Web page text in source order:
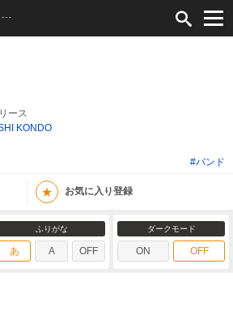
ース
KONDO
#バンド
★ お気に入り登録
ふりがな
あ A OFF
ダークモード
ON OFF